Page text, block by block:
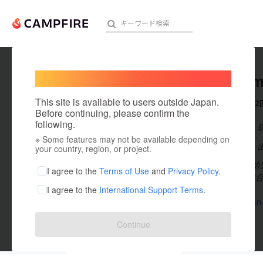
人気のプロジェクト 注目の
アート・写真
テクノロジー・ガジェット
映像・映画
ビジネス・起業
まちづくり・地域活性化
This site is available to users outside Japan.
Before continuing, please confirm the
following.
※ Some features may not be available depending on
your country, region, or project.
I agree to the Terms of Use and Privacy Policy.
I agree to the International Support Terms.
Continue
Jota
これまでに2
出身国：日本
大阪生まれ、
る。 2014年に